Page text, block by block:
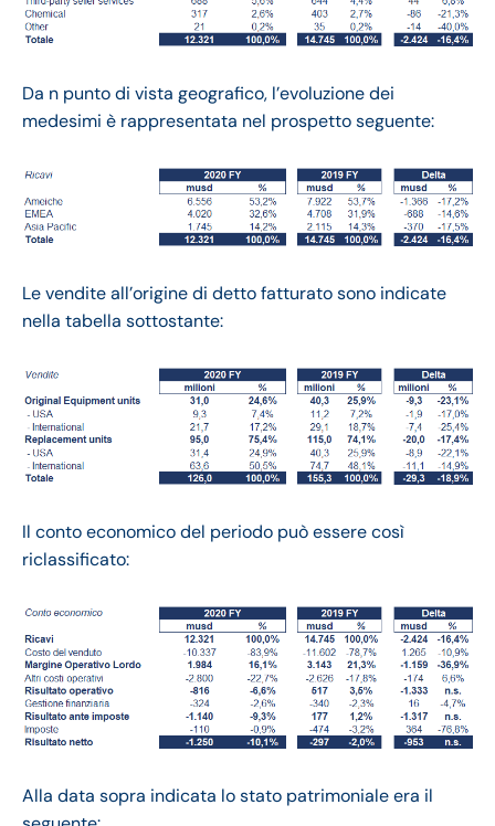
Da n punto di vista geografico, l’evoluzione dei
medesimi è rappresentata nel prospetto seguente:
Le vendite all’origine di detto fatturato sono indicate
nella tabella sottostante:
Il conto economico del periodo può essere così
riclassificato:
Alla data sopra indicata lo stato patrimoniale era il